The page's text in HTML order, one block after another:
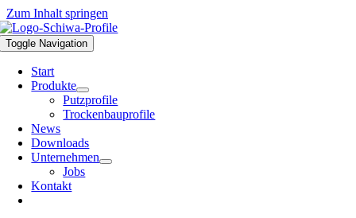
Zum Inhalt springen
Toggle Navigation
Start
Produkte
Putzprofile
Trockenbauprofile
News
Downloads
Unternehmen
Jobs
Kontakt